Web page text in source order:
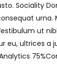
Sociality
urna.
ut
eu, ultrices a